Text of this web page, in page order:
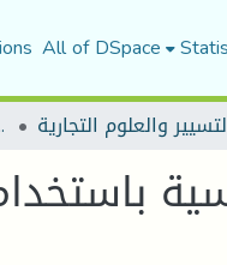
All of DSpace